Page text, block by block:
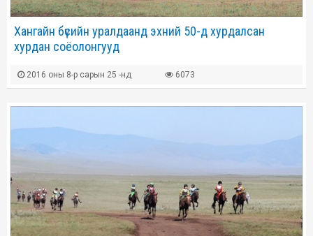
Хангайн бүсийн уралдаанд эхний 50-д хурдалсан
хурдан соёолонгууд
2016 оны 8-р сарын 25 -нд 6073